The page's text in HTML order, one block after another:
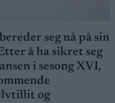
seg nå på sin
å ha sikret seg
i sesong XVI,
og